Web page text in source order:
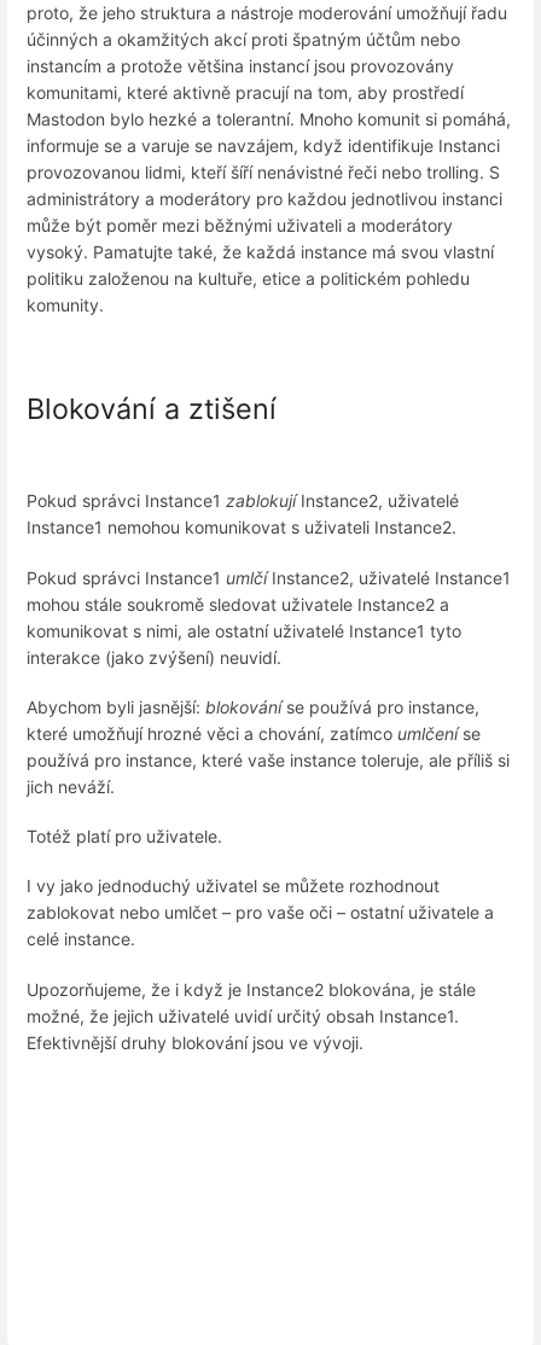
proto, že jeho struktura a nástroje moderování umožňují řadu
účinných a okamžitých akcí proti špatným účtům nebo
instancím a protože většina instancí jsou provozovány
komunitami, které aktivně pracují na tom, aby prostředí
Mastodon bylo hezké a tolerantní. Mnoho komunit si pomáhá,
informuje se a varuje se navzájem, když identifikuje Instanci
provozovanou lidmi, kteří šíří nenávistné řeči nebo trolling. S
administrátory a moderátory pro každou jednotlivou instanci
může být poměr mezi běžnými uživateli a moderátory
vysoký. Pamatujte také, že každá instance má svou vlastní
politiku založenou na kultuře, etice a politickém pohledu
komunity.
Blokování a ztišení
Pokud správci Instance1 zablokujíInstance2, uživatelé
Instance1 nemohou komunikovat s uživateli Instance2.
Pokud správci Instance1 umlčíInstance2, uživatelé Instance1
mohou stále soukromě sledovat uživatele Instance2 a
komunikovat s nimi, ale ostatní uživatelé Instance1 tyto
interakce (jako zvýšení) neuvidí.
Abychom byli jasnější: blokováníse používá pro instance,
které umožňují hrozné věci a chování, zatímco umlčeníse
používá pro instance, které vaše instance toleruje, ale příliš si
jich neváží.
Totéž platí pro uživatele.
I vy jako jednoduchý uživatel se můžete rozhodnout
zablokovat nebo umlčet – pro vaše oči – ostatní uživatele a
celé instance.
Upozorňujeme, že i když je Instance2 blokována, je stále
možné, že jejich uživatelé uvidí určitý obsah Instance1.
Efektivnější druhy blokování jsou ve vývoji.